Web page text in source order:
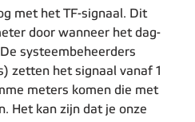
met het TF-signaal. Dit
door wanneer het dag-
systeembeheerders
zetten het signaal vanaf 1
meters komen die met
Het kan zijn dat je onze